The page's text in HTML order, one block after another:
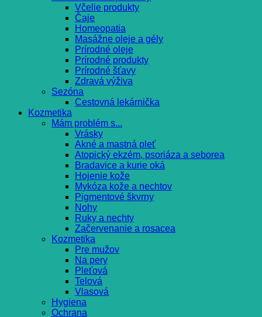
Včelie produkty
Čaje
Homeopatia
Masážne oleje a gély
Prírodné oleje
Prírodné produkty
Prírodné šťavy
Zdravá výživa
Sezóna
Cestovná lekárnička
Kozmetika
Mám problém s...
Vrásky
Akné a mastná pleť
Atopický ekzém, psoriáza a seborea
Bradavice a kurie oká
Hojenie kože
Mykóza kože a nechtov
Pigmentové škvrny
Nohy
Ruky a nechty
Začervenanie a rosacea
Kozmetika
Pre mužov
Na pery
Pleťová
Telová
Vlasová
Hygiena
Ochrana